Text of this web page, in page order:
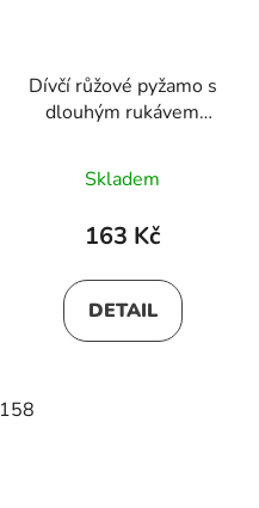
Dívčí růžové pyžamo s
dlouhým rukávem
Skladem
163 Kč
DETAIL
158